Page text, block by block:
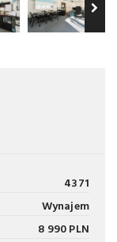
4371
Wynajem
8 990 PLN